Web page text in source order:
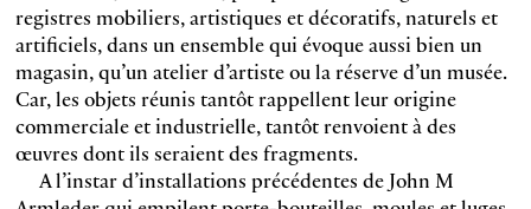
registres mobiliers, artistiques et décoratifs, naturels et
artificiels, dans un ensemble qui évoque aussi bien un
magasin, qu’un atelier d’artiste ou la réserve d’un musée.
Car, les objets réunis tantôt rappellent leur origine
commerciale et industrielle, tantôt renvoient à des
œuvres dont ils seraient des fragments.
A l’instar d’installations précédentes de John M